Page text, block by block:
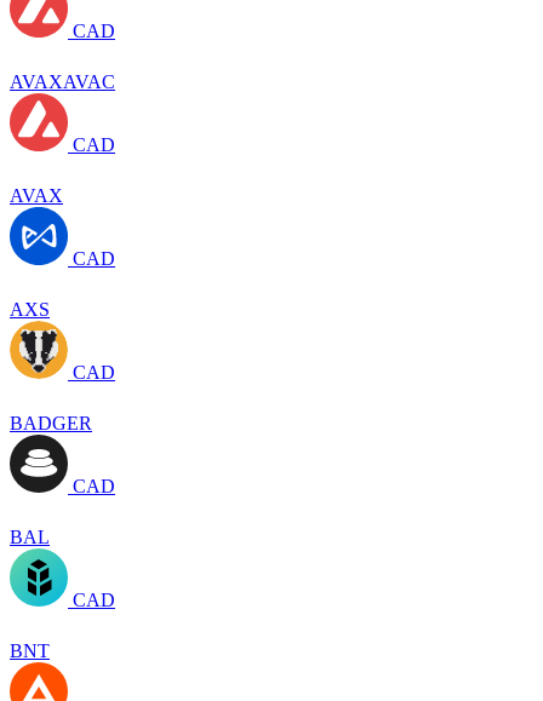
CAD
AVAXAVAC
CAD
AVAX
CAD
AXS
CAD
BADGER
CAD
BAL
CAD
BNT